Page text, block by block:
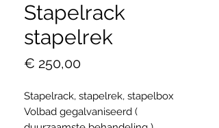
Stapelrack
stapelrek
€ 250,00Prijs
Stapelrack, stapelrek, stapelbox
Volbad gegalvaniseerd (